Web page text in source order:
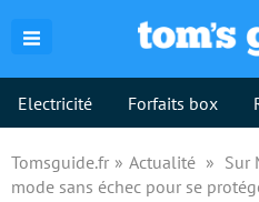
Electricité Forfaits box
Tomsguide.fr Actualité
Sur
mode sans échec pour se